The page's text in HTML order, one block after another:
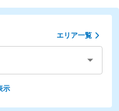
エリア一覧
示